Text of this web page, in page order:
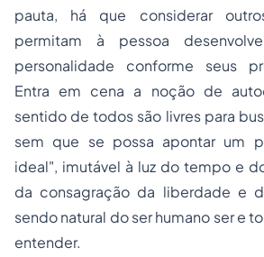
pauta, há que considerar
permitam à pessoa
personalidade conforme seus
Entra em cena a noção de
sentido de todos são livres para
sem que se possa apontar um
ideal", imutável à luz do tempo e
da consagração da liberdade e
sendo natural do ser humano ser e
entender.